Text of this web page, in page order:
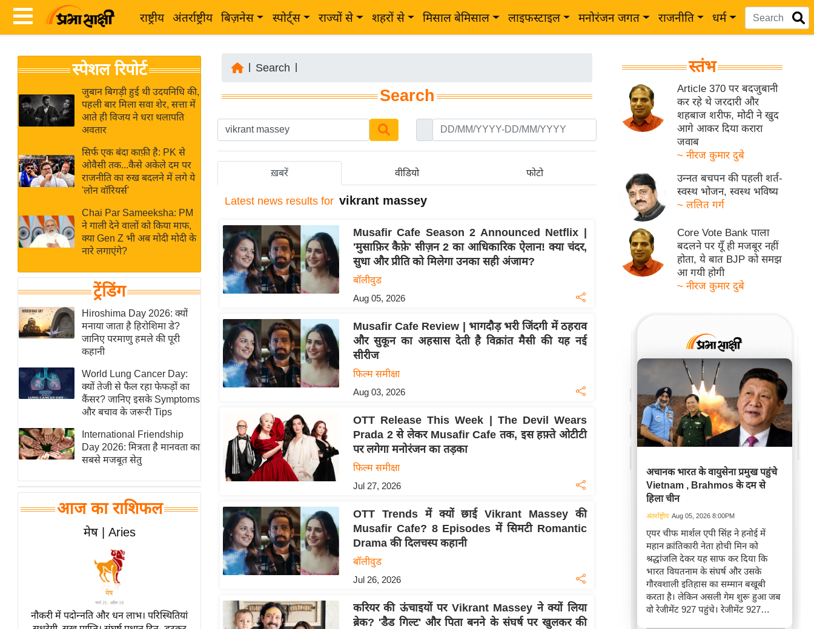
राष्ट्रीय अंतर्राष्ट्रीय बिज़नेस स्पोर्ट्स राज्यों से शहरों से मिसाल बेमिसाल लाइफस्टाइल मनोरंजन जगत राजनीति धर्म
News
Hindi
News
Live
News in
Hindi
Hindi
News
Hindi
ख
ब
अंतर्राष्ट्रीय
बिज़नेस
जगत
विशेषज्ञ
बजट
खेल
क्रिकेट
IPL
ई-पेपर
मिसाल बेमिसाल
यंग इंडिया
साहित्य जगत
न्यूज ब्रीफ
मनोरंजन जगत
बॉलीवुड
फिल्म समीक्षा
लाइफस्टाइल
स्पेशल रिपोर्ट
जुबान बिगड़ी हुई थी उदयनिधि की,
पहली बार मिला सवा शेर, सत्ता में
आते ही विजय ने धरा थलापति
अवतार
सिर्फ एक बंदा काफ़ी है: PK से
ओवैसी तक...कैसे अकेले दम पर
राजनीति का रुख बदलने में लगे ये
'लोन वॉरियर्स'
Chai Par Sameeksha: PM
ने गाली देने वालों को किया माफ,
क्या Gen Z भी अब मोदी मोदी के
नारे लगाएंगे?
ट्रेंडिंग
Hiroshima Day 2026: क्यों
मनाया जाता है हिरोशिमा डे?
जानिए परमाणु हमले की पूरी
कहानी
World Lung Cancer Day:
क्यों तेजी से फैल रहा फेफड़ों का
कैंसर? जानिए इसके Symptoms
और बचाव के जरूरी Tips
International Friendship
Day 2026: मित्रता है मानवता का
सबसे मजबूत सेतु
आज का राशिफल
मेष | Aries
नौकरी में पदोन्नति और धन लाभ। परिस्थितियां
Search
Search
ख़बरें वीडियो फोटो
Latest news results for vikrant massey
Musafir Cafe Season 2 Announced Netflix |
'मुसाफ़िर कैफ़े' सीज़न 2 का आधिकारिक ऐलान! क्या चंदर,
सुधा और प्रीति को मिलेगा उनका सही अंजाम?
बॉलीवुड
Aug 05, 2026
Musafir Cafe Review | भागदौड़ भरी जिंदगी में ठहराव
और सुकून का अहसास देती है विक्रांत मैसी की यह नई
सीरीज
फिल्म समीक्षा
Aug 03, 2026
OTT Release This Week | The Devil Wears
Prada 2 से लेकर Musafir Cafe तक, इस हफ़्ते ओटीटी
पर लगेगा मनोरंजन का तड़का
फिल्म समीक्षा
Jul 27, 2026
OTT Trends में क्यों छाई Vikrant Massey की
Musafir Cafe? 8 Episodes में सिमटी Romantic
Drama की दिलचस्प कहानी
बॉलीवुड
Jul 26, 2026
करियर की ऊंचाइयों पर Vikrant Massey ने क्यों लिया
ब्रेक? 'डैड गिल्ट' और पिता बनने के संघर्ष पर खुलकर की
स्तंभ
Article 370 पर बदजुबानी
कर रहे थे जरदारी और
शहबाज शरीफ, मोदी ने खुद
आगे आकर दिया करारा
जवाब
~ नीरज कुमार दुबे
उन्नत बचपन की पहली शर्त-
स्वस्थ भोजन, स्वस्थ भविष्य
~ ललित गर्ग
Core Vote Bank पाला
बदलने पर यूँ ही मजबूर नहीं
होता, ये बात BJP को समझ
आ गयी होगी
~ नीरज कुमार दुबे
अचानक भारत के वायुसेना प्रमुख पहुंचे
Vietnam , Brahmos के दम से
हिला चीन
अंतर्राष्ट्रीय Aug 05, 2026 8:00PM
एयर चीफ मार्शल एपी सिंह ने हनोई में
महान क्रांतिकारी नेता होची मिन को
श्रद्धांजलि देकर यह साफ कर दिया कि
भारत वियतनाम के संघर्ष और उसके
गौरवशाली इतिहास का सम्मान बखूबी
करता है। लेकिन असली गेम शुरू हुआ जब
वो रेजीमेंट 927 पहुंचे। रेजीमेंट 927